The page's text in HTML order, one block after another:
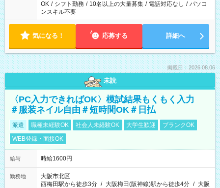
OK / シフト勤務 / 10名以上の大量募集 / 電話対応なし / パソコ
ンスキル不要
気になる！ 応募する 詳細へ
掲載日：2026.08.06
未読
〈PC入力できればOK〉模試結果もくもく入力
＃服装ネイル自由＃短時間OK＃日払
派遣 職種未経験OK 社会人未経験OK 大学生歓迎
ブランクOK
WEB登録・面接OK
給与 時給1600円
勤務地
大阪市北区
西梅田駅から徒歩3分 / 大阪梅田(阪神線)駅から徒歩4分 / 大阪